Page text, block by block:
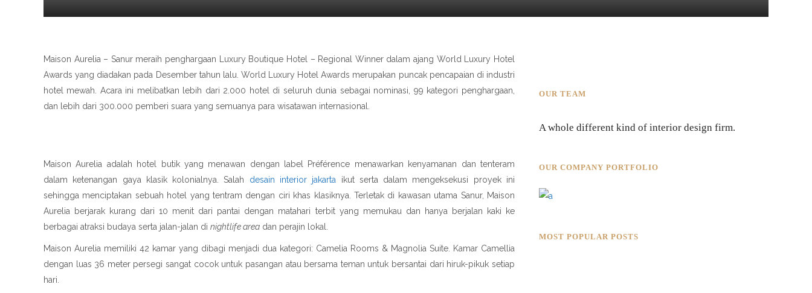
Maison Aurelia – Sanur meraih penghargaan Luxury Boutique Hotel – Regional Winner dalam ajang World Luxury Hotel
Awards yang diadakan pada Desember tahun lalu. World Luxury Hotel Awards merupakan puncak pencapaian di industri
hotel mewah. Acara ini melibatkan lebih dari 2.000 hotel di seluruh dunia sebagai nominasi, 99 kategori penghargaan,
dan lebih dari 300.000 pemberi suara yang semuanya para wisatawan internasional.
Maison Aurelia adalah hotel butik yang menawan dengan label Préférence menawarkan kenyamanan dan tenteram
dalam ketenangan gaya klasik kolonialnya. Salah desain interior jakarta ikut serta dalam mengeksekusi proyek ini
sehingga menciptakan sebuah hotel yang tentram dengan ciri khas klasiknya. Terletak di kawasan utama Sanur, Maison
Aurelia berjarak kurang dari 10 menit dari pantai dengan matahari terbit yang memukau dan hanya berjalan kaki ke
berbagai atraksi budaya serta jalan-jalan di nightlife area dan perajin lokal.
Maison Aurelia memiliki 42 kamar yang dibagi menjadi dua kategori: Camelia Rooms & Magnolia Suite. Kamar Camellia
dengan luas 36 meter persegi sangat cocok untuk pasangan atau bersama teman untuk bersantai dari hiruk-pikuk setiap
hari.
OUR TEAM
A whole different kind of interior design firm.
OUR COMPANY PORTFOLIO
MOST POPULAR POSTS